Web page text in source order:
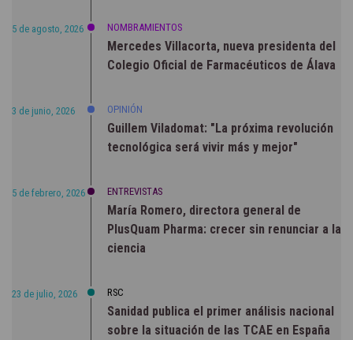
5 de agosto, 2026 NOMBRAMIENTOS
Mercedes Villacorta, nueva presidenta del
Colegio Oficial de Farmacéuticos de Álava
3 de junio, 2026 OPINIÓN
Guillem Viladomat: "La próxima revolución
tecnológica será vivir más y mejor"
5 de febrero, 2026 ENTREVISTAS
María Romero, directora general de
PlusQuam Pharma: crecer sin renunciar a la
ciencia
23 de julio, 2026 RSC
Sanidad publica el primer análisis nacional
sobre la situación de las TCAE en España